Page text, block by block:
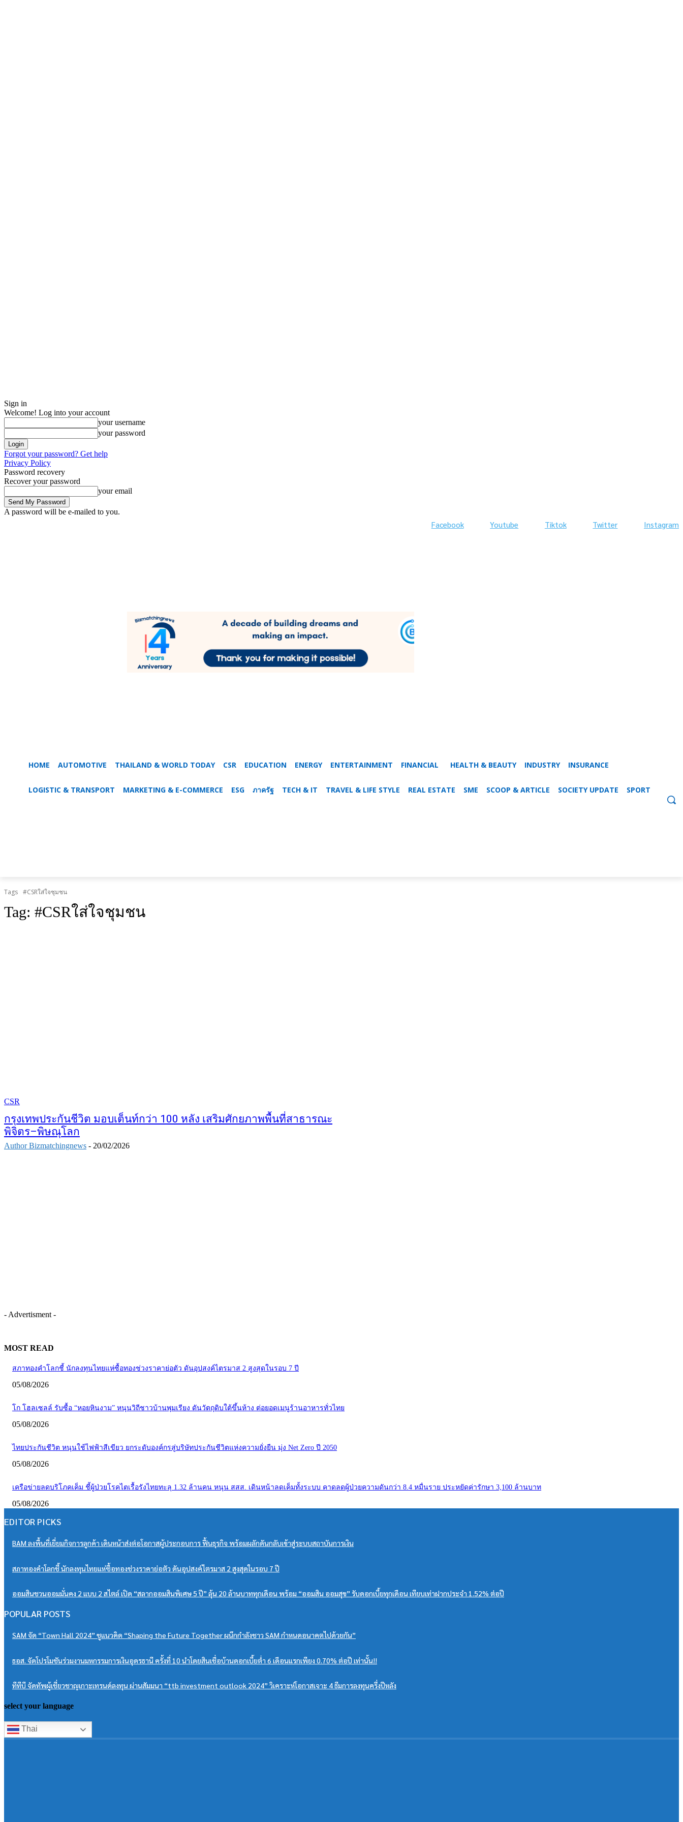
Sign in
Welcome! Log into your account
your username
your password
Forgot your password? Get help
Privacy Policy
Password recovery
Recover your password
your email
A password will be e-mailed to you.
Facebook Youtube Tiktok Twitter Instagram
HOME AUTOMOTIVE THAILAND & WORLD TODAY CSR EDUCATION ENERGY ENTERTAINMENT FINANCIAL HEALTH & BEAUTY INDUSTRY INSURANCE
LOGISTIC & TRANSPORT MARKETING & E-COMMERCE ESG ภาครัฐ TECH & IT TRAVEL & LIFE STYLE REAL ESTATE SME SCOOP & ARTICLE SOCIETY UPDATE SPORT
Tags #CSRใส่ใจชุมชน
Tag: #CSRใส่ใจชุมชน
CSR
กรุงเทพประกันชีวิต มอบเต็นท์กว่า 100 หลัง เสริมศักยภาพพื้นที่สาธารณะ
พิจิตร–พิษณุโลก
Author Bizmatchingnews - 20/02/2026
- Advertisment -
MOST READ
สภาทองคำโลกชี้ นักลงทุนไทยแห่ซื้อทองช่วงราคาย่อตัว ดันอุปสงค์ไตรมาส 2 สูงสุดในรอบ 7 ปี
05/08/2026
โก โฮลเซลล์ รับซื้อ “หอยหินงาม” หนุนวิถีชาวบ้านพุมเรียง ดันวัตถุดิบใต้ขึ้นห้าง ต่อยอดเมนูร้านอาหารทั่วไทย
05/08/2026
ไทยประกันชีวิต หนุนใช้ไฟฟ้าสีเขียว ยกระดับองค์กรสู่บริษัทประกันชีวิตแห่งความยั่งยืน มุ่ง Net Zero ปี 2050
05/08/2026
เครือข่ายลดบริโภคเค็ม ชี้ผู้ป่วยโรคไตเรื้อรังไทยทะลุ 1.32 ล้านคน หนุน สสส. เดินหน้าลดเค็มทั้งระบบ คาดลดผู้ป่วยความดันกว่า 8.4 หมื่นราย ประหยัดค่ารักษา 3,100 ล้านบาท
05/08/2026
EDITOR PICKS
BAM ลงพื้นที่เยี่ยมกิจการลูกค้า เดินหน้าส่งต่อโอกาสผู้ประกอบการ ฟื้นธุรกิจ พร้อมผลักดันกลับเข้าสู่ระบบสถาบันการเงิน
สภาทองคำโลกชี้ นักลงทุนไทยแห่ซื้อทองช่วงราคาย่อตัว ดันอุปสงค์ไตรมาส 2 สูงสุดในรอบ 7 ปี
ออมสินชวนออมมั่นคง 2 แบบ 2 สไตล์ เปิด “สลากออมสินพิเศษ 5 ปี” ลุ้น 20 ล้านบาททุกเดือน พร้อม “ออมสิน ออมสุข” รับดอกเบี้ยทุกเดือน เทียบเท่าฝากประจำ 1.52% ต่อปี
POPULAR POSTS
SAM จัด “Town Hall 2024” ชูแนวคิด “Shaping the Future Together ผนึกกำลังชาว SAM กำหนดอนาคตไปด้วยกัน”
ธอส. จัดโปรโมชันร่วมงานมหกรรมการเงินอุดรธานี ครั้งที่ 10 นำโดยสินเชื่อบ้านดอกเบี้ยต่ำ 6 เดือนแรกเพียง 0.70% ต่อปี เท่านั้น!!
ทีทีบี จัดทัพผู้เชี่ยวชาญเกาะเทรนด์ลงทุน ผ่านสัมมนา “ttb investment outlook 2024” วิเคราะห์โอกาสเจาะ 4 ธีมการลงทุนครึ่งปีหลัง
select your language
Thai